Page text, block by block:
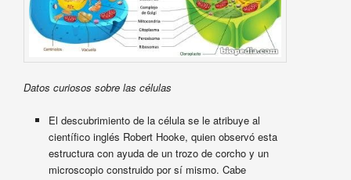
Datos curiosos sobre las células
El descubrimiento de la célula se le atribuye al
científico inglés Robert Hooke, quien observó esta
estructura con ayuda de un trozo de corcho y un
microscopio construido por sí mismo. Cabe